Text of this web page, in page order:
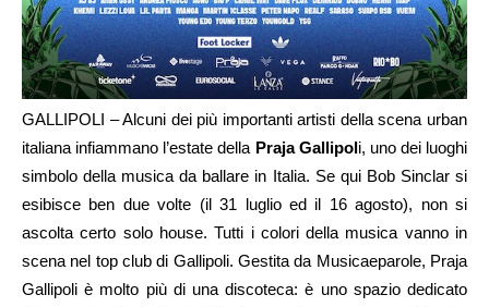
GALLIPOLI – Alcuni dei più importanti artisti della scena urban
italiana infiammano l’estate della Praja Gallipoli, uno dei luoghi
simbolo della musica da ballare in Italia. Se qui Bob Sinclar si
esibisce ben due volte (il 31 luglio ed il 16 agosto), non si
ascolta certo solo house. Tutti i colori della musica vanno in
scena nel top club di Gallipoli. Gestita da Musicaeparole, Praja
Gallipoli è molto più di una discoteca: è uno spazio dedicato